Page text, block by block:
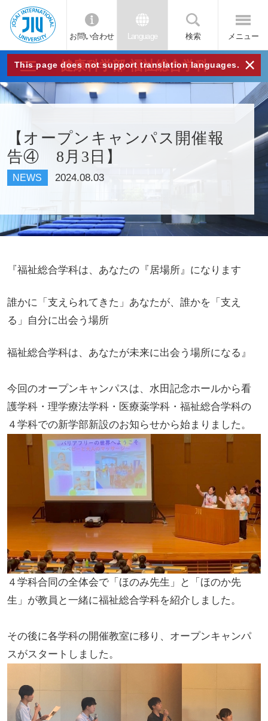
JIU
城西
国際
大学
お問い合わせ Language 検索 メニュー
This page does not support translation languages. ×
健康科学部 福祉総合学科
【オープンキャンパス開催報
告④ 8月3日】
NEWS 2024.08.03
『福祉総合学科は、あなたの『居場所』になります
誰かに「支えられてきた」あなたが、誰かを「支え
る」自分に出会う場所
福祉総合学科は、あなたが未来に出会う場所になる』
今回のオープンキャンパスは、水田記念ホールから看
護学科・理学療法学科・医療薬学科・福祉総合学科の
４学科での新学部新設のお知らせから始まりました。
４学科合同の全体会で「ほのみ先生」と「ほのか先
生」が教員と一緒に福祉総合学科を紹介しました。
その後に各学科の開催教室に移り、オープンキャンパ
スがスタートしました。